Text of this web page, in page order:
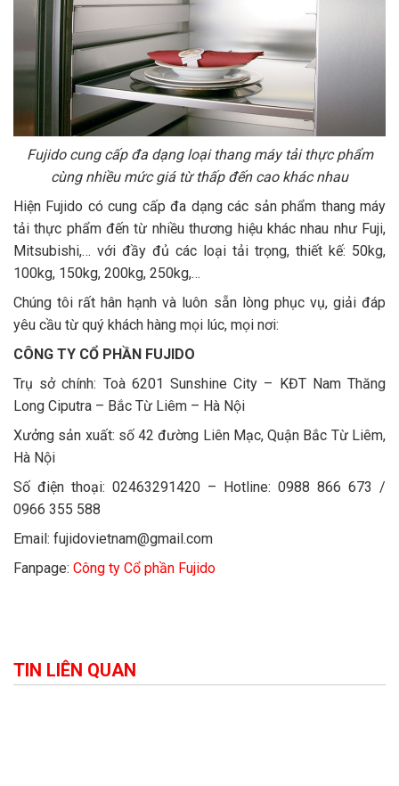
Fujido cung cấp đa dạng loại thang máy tải thực phẩm
cùng nhiều mức giá từ thấp đến cao khác nhau
Hiện Fujido có cung cấp đa dạng các sản phẩm thang máy
tải thực phẩm đến từ nhiều thương hiệu khác nhau như Fuji,
Mitsubishi,… với đầy đủ các loại tải trọng, thiết kế: 50kg,
100kg, 150kg, 200kg, 250kg,…
Chúng tôi rất hân hạnh và luôn sẵn lòng phục vụ, giải đáp
yêu cầu từ quý khách hàng mọi lúc, mọi nơi:
CÔNG TY CỔ PHẦN FUJIDO
Trụ sở chính: Toà 6201 Sunshine City – KĐT Nam Thăng
Long Ciputra – Bắc Từ Liêm – Hà Nội
Xưởng sản xuất: số 42 đường Liên Mạc, Quận Bắc Từ Liêm,
Hà Nội
Số điện thoại: 02463291420 – Hotline: 0988 866 673 /
0966 355 588
Email: fujidovietnam@gmail.com
Fanpage: Công ty Cổ phần Fujido
TIN LIÊN QUAN